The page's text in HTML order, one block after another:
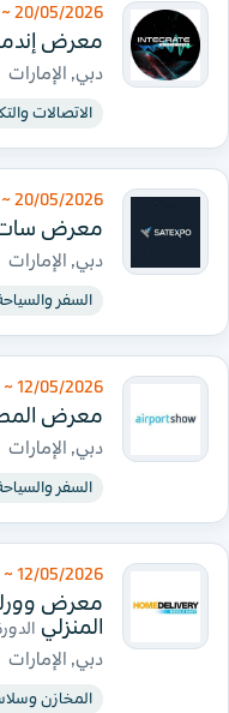
20/05/2026 ~ 22/05/2026
معرض
دبي, الإمارات
الاتصالات
20/05/2026 ~ 22/05/2026
معرض سات
دبي, الإمارات
السفر
12/05/2026 ~ 14/05/2026
معرض
دبي, الإمارات
السفر
12/05/2026 ~ 14/05/2026
معرض
المنزلي
دبي, الإمارات
المخازن